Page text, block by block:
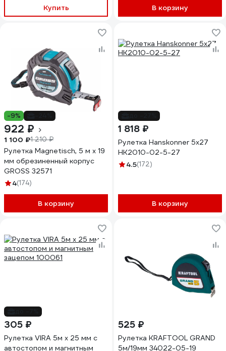
Купить В корзину
-9%
922 ₽
1 100 ₽1 210 ₽
Рулетка Magnetisch, 5 м х 19
мм обрезиненный корпус
GROSS 32571
4(174)
В корзину
1 818 ₽
Рулетка Hanskonner 5x27
HK2010-02-5-27
4.5(172)
В корзину
305 ₽
Рулетка VIRA 5м х 25 мм с
автостопом и магнитным
525 ₽
Рулетка KRAFTOOL GRAND
5м/19мм 34022-05-19